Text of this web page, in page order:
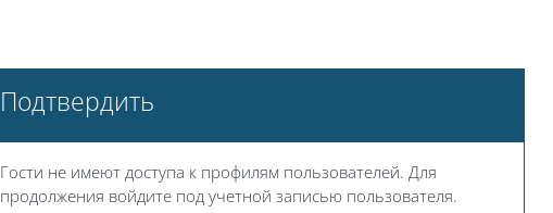
Подтвердить
Гости не имеют доступа к профилям пользователей. Для
продолжения войдите под учетной записью пользователя.